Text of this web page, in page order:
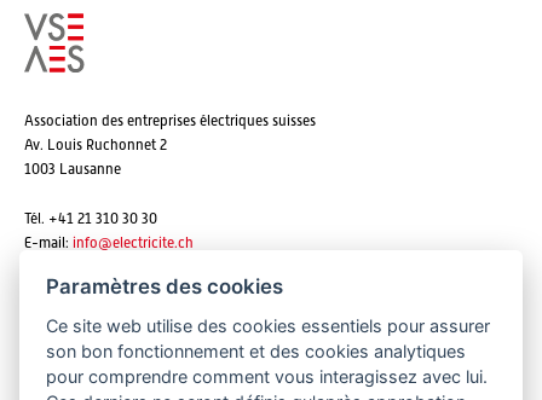
Association des entreprises électriques suisses
Av. Louis Ruchonnet 2
1003 Lausanne
Tél. +41 21 310 30 30
E-mail: info@electricite.ch
S'abonner aux newsletters
Paramètres des cookies
Ce site web utilise des cookies essentiels pour assurer
son bon fonctionnement et des cookies analytiques
pour comprendre comment vous interagissez avec lui.